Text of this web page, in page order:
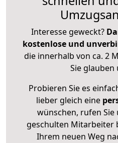
Interesse geweckt?
kostenlose und
die innerhalb von ca. 2
Sie glauben
Probieren Sie es
lieber gleich eine
wünschen, rufen
geschulten Mitarbeiter
Ihrem neuen Weg